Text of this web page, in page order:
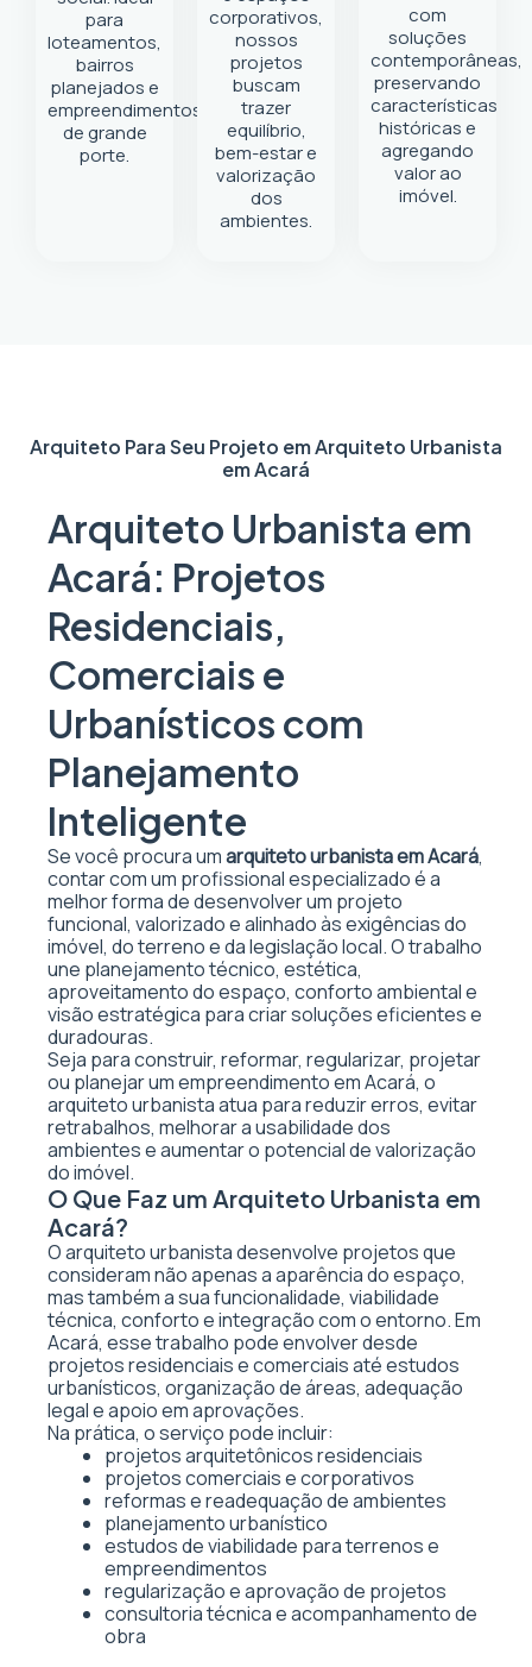
para
loteamentos,
bairros
planejados e
empreendimentos
de grande
porte.
corporativos,
nossos
projetos
buscam
trazer
equilíbrio,
bem-estar e
valorização
dos
ambientes.
com
soluções
contemporâneas,
preservando
características
históricas e
agregando
valor ao
imóvel.
Arquiteto Para Seu Projeto emArquiteto Urbanista
em Acará
Arquiteto Urbanista em
Acará: Projetos
Residenciais,
Comerciais e
Urbanísticos com
Planejamento
Inteligente
Se você procura umarquiteto urbanista em Acará,
contar com um profissional especializado é a
melhor forma de desenvolver um projeto
funcional, valorizado e alinhado às exigências do
imóvel, do terreno e da legislação local. O trabalho
une planejamento técnico, estética,
aproveitamento do espaço, conforto ambiental e
visão estratégica para criar soluções eficientes e
duradouras.
Seja para construir, reformar, regularizar, projetar
ou planejar um empreendimento em Acará, o
arquiteto urbanista atua para reduzir erros, evitar
retrabalhos, melhorar a usabilidade dos
ambientes e aumentar o potencial de valorização
do imóvel.
O Que Faz um Arquiteto Urbanista em
Acará?
O arquiteto urbanista desenvolve projetos que
consideram não apenas a aparência do espaço,
mas também a sua funcionalidade, viabilidade
técnica, conforto e integração com o entorno. Em
Acará, esse trabalho pode envolver desde
projetos residenciais e comerciais até estudos
urbanísticos, organização de áreas, adequação
legal e apoio em aprovações.
Na prática, o serviço pode incluir:
projetos arquitetônicos residenciais
projetos comerciais e corporativos
reformas e readequação de ambientes
planejamento urbanístico
estudos de viabilidade para terrenos e
empreendimentos
regularização e aprovação de projetos
consultoria técnica e acompanhamento de
obra